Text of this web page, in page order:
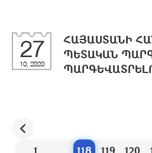
27
10, 2020
ՀԱՅԱՍՏԱՆԻ
ՊԵՏԱԿԱՆ
1 ... 118 119 120